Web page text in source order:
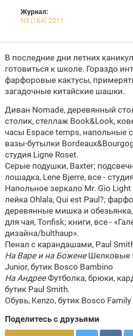
Журнал:
N9 (164) 2011
В последние дни летних
готовиться к школе. Гораздо
фарфоровые кактусы,
загадочные китайские шашки.
Диван Nomade, деревянный
столик, стеллаж Book&Look,
часы Espace temps, напольные
вазы-бутылки
студия Ligne Roset.
Серые подушки, Baxter;
лошадка, Lene Bjerre, все - студия
Напольное зеркало Mr. Gio Light
лейка Ohlala, Qui est Paul?;
деревянные мишка и
для чая, Tonfisk; книги, все -
дизайна/bulthaup».
Пенал с карандашами, Paul
На Варе и на БоженеШелковые
Junior, бутик Bosco Bambino
На АндрееФутболка, брюки,
бутик Paul Smith.
Обувь, Kenzo, бутик Bosco Family
Поделитесь с друзьями